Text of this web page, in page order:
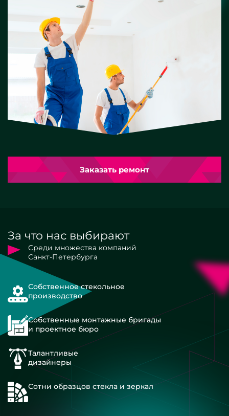
Заказать ремонт
За что нас выбирают
Среди множества компаний
Санкт-Петербурга
Собственное стекольное
производство
Собственные монтажные бригады
и проектное бюро
Талантливые
дизайнеры
Сотни образцов стекла и зеркал